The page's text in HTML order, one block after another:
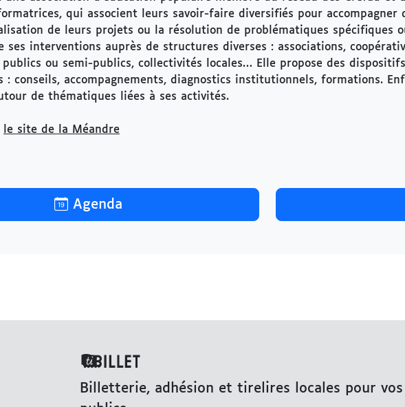
qui associent leurs savoir-faire diversifiés pour accompagner
de leurs projets ou la résolution de problématiques spécifiques
ses interventions auprès de structures diverses : associations,
ou semi-publics, collectivités locales… Elle propose des
: conseils, accompagnements, diagnostics institutionnels, formations.
de thématiques liées à ses activités.
le site de la Méandre
Agenda
Billetterie, adhésion et tirelires locales pour vos